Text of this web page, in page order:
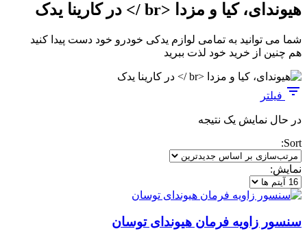
هیوندای، کیا و مزدا <br /> در کارینا یدک
شما می توانید به تمامی لوازم یدکی خودرو خود دست پیدا کنید
هم چنین از خرید خود لذت ببرید
فیلتر
در حال نمایش یک نتیجه
Sort:
نمایش:
سنسور زاویه فرمان هیوندای توسان